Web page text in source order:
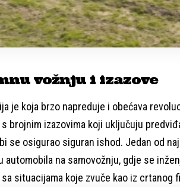
vožnju i izazove
je koja brzo napreduje i obećava
brojnim izazovima koji uključuju
se osigurao siguran ishod. Jedan od
automobila na samovožnju, gdje se
situacijama koje zvuče kao iz crtanog